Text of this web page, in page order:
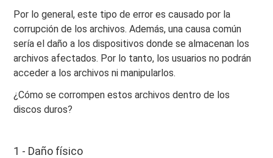
Por lo general, este tipo de error es causado por la
corrupción de los archivos. Además, una causa común
sería el daño a los dispositivos donde se almacenan los
archivos afectados. Por lo tanto, los usuarios no podrán
acceder a los archivos ni manipularlos.
¿Cómo se corrompen estos archivos dentro de los
discos duros?
1 - Daño físico